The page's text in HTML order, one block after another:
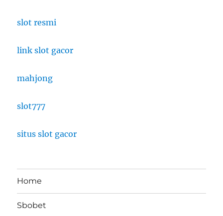
slot resmi
link slot gacor
mahjong
slot777
situs slot gacor
Home
Sbobet